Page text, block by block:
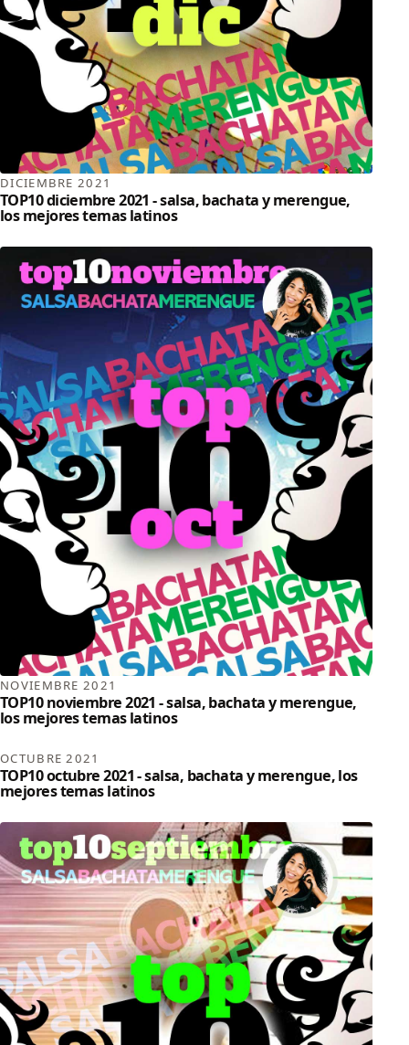
DICIEMBRE 2021
TOP10 diciembre 2021 - salsa, bachata y merengue,
los mejores temas latinos
NOVIEMBRE 2021
TOP10 noviembre 2021 - salsa, bachata y merengue,
los mejores temas latinos
OCTUBRE 2021
TOP10 octubre 2021 - salsa, bachata y merengue, los
mejores temas latinos